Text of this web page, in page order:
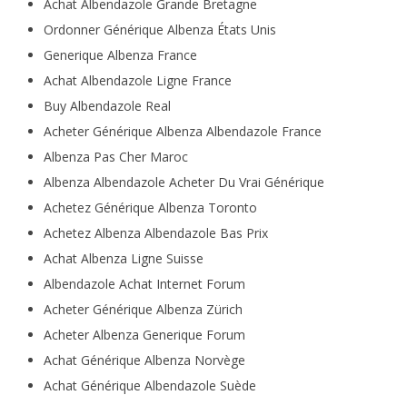
Achat Albendazole Grande Bretagne
Ordonner Générique Albenza États Unis
Generique Albenza France
Achat Albendazole Ligne France
Buy Albendazole Real
Acheter Générique Albenza Albendazole France
Albenza Pas Cher Maroc
Albenza Albendazole Acheter Du Vrai Générique
Achetez Générique Albenza Toronto
Achetez Albenza Albendazole Bas Prix
Achat Albenza Ligne Suisse
Albendazole Achat Internet Forum
Acheter Générique Albenza Zürich
Acheter Albenza Generique Forum
Achat Générique Albenza Norvège
Achat Générique Albendazole Suède